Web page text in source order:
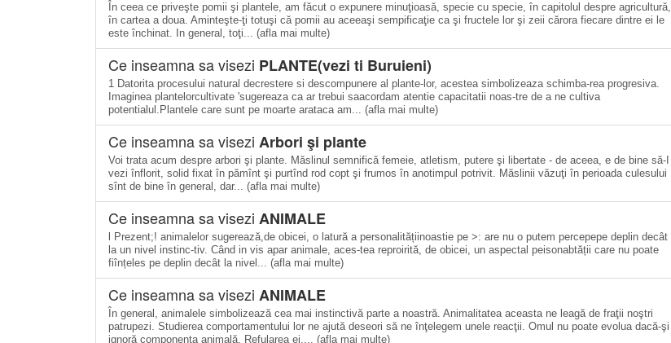
În ceea ce priveşte pomii şi plantele, am făcut o expunere minu­ţioasă, specie cu specie, în capitolul despre agricultură,
în cartea a doua. Aminteşte-ţi totuşi că pomii au aceeaşi sempificaţie ca şi fructele lor şi zeii cărora fiecare dintre ei le
este închinat. In general, toţi... (afla mai multe)
Ce inseamna sa visezi PLANTE(vezi ti Buruieni)
1 Datorita procesului natural decrestere si descompunere al plante-lor, acestea simbolizeaza schimba-rea progresiva.
Imaginea plantelorcultivate 'sugereaza ca ar trebui saacordam atentie capacitatii noas-tre de a ne cultiva
potentialul.Plantele care sunt pe moarte arataca am... (afla mai multe)
Ce inseamna sa visezi Arbori şi plante
Voi trata acum despre arbori şi plante. Măslinul semnifică femeie, atletism, putere şi libertate - de aceea, e de bine să-I
vezi înflorit, solid fixat în pămînt şi purtînd rod copt şi frumos în anotimpul potrivit. Măslinii văzuţi în perioada culesului
sînt de bine în general, dar... (afla mai multe)
Ce inseamna sa visezi ANIMALE
l Prezent;! animalelor sugerează,de obicei, o latură a personalitățiinoastie pe >: are nu o putem percepepe deplin decât
la un nivel instinc-tiv. Când in vis apar animale, aces-tea reproirită, de obicei, un aspectal peisonabtății care nu poate
fiînțeles pe deplin decât la nivel... (afla mai multe)
Ce inseamna sa visezi ANIMALE
În general, animalele simbolizează cea mai instinctivă parte a noastră. Animalitatea aceasta ne leagă de fraţii noştri
patrupezi. Studierea comportamentului lor ne ajută deseori să ne înţelegem unele reacţii. Omul nu poate evolua dacă-şi
ignoră componenta animală. Refularea ei,... (afla mai multe)